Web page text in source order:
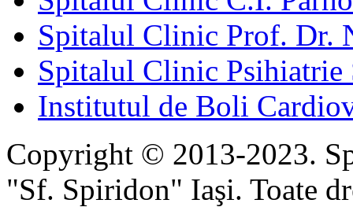
Spitalul Clinic Prof. Dr.
Spitalul Clinic Psihiatrie
Institutul de Boli
Copyright © 2013-2023.
"Sf. Spiridon" Iaşi. Toate